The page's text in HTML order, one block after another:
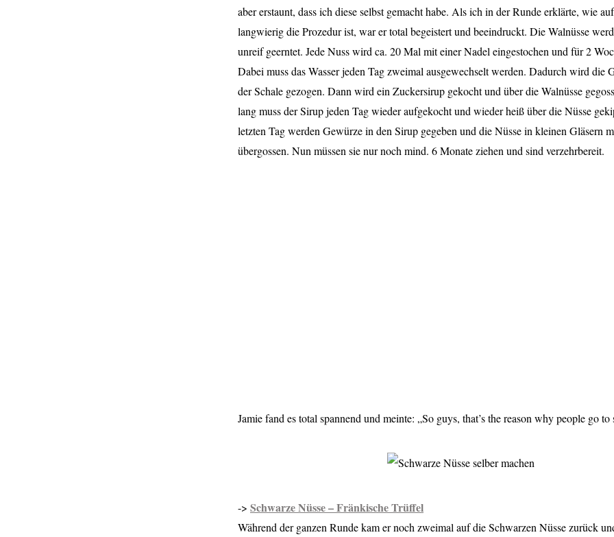
aber erstaunt, dass ich diese selbst gemacht habe. Als ich in der Runde erklärte, wie
langwierig die Prozedur ist, war er total begeistert und beeindruckt. Die Walnüsse
unreif geerntet. Jede Nuss wird ca. 20 Mal mit einer Nadel eingestochen und für 2
Dabei muss das Wasser jeden Tag zweimal ausgewechselt werden. Dadurch wird die
der Schale gezogen. Dann wird ein Zuckersirup gekocht und über die Walnüsse
lang muss der Sirup jeden Tag wieder aufgekocht und wieder heiß über die Nüsse
letzten Tag werden Gewürze in den Sirup gegeben und die Nüsse in kleinen Gläsern
übergossen. Nun müssen sie nur noch mind. 6 Monate ziehen und sind verzehrbereit.
Jamie fand es total spannend und meinte: „So guys, that’s the reason why people go to
-> Schwarze Nüsse – Fränkische Trüffel
Während der ganzen Runde kam er noch zweimal auf die Schwarzen Nüsse zurück